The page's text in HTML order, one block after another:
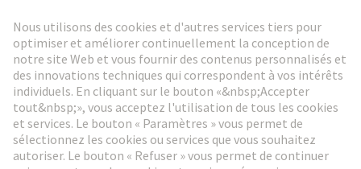
Aller à l'inscription
Social Media